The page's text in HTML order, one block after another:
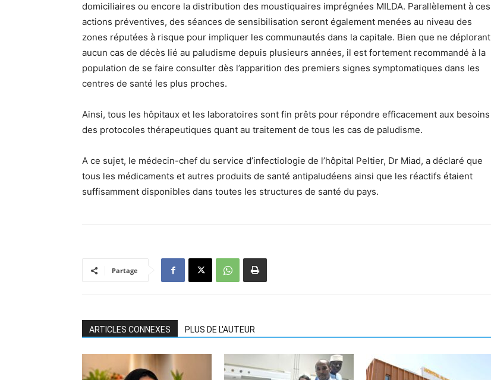
domiciliaires ou encore la distribution des moustiquaires imprégnées MILDA. Parallèlement à ces
actions préventives, des séances de sensibilisation seront également menées au niveau des
zones réputées à risque pour impliquer les communautés dans la capitale. Bien que ne déplorant
aucun cas de décès lié au paludisme depuis plusieurs années, il est fortement recommandé à la
population de se faire consulter dès l’apparition des premiers signes symptomatiques dans les
centres de santé les plus proches.
Ainsi, tous les hôpitaux et les laboratoires sont fin prêts pour répondre efficacement aux besoins
des protocoles thérapeutiques quant au traitement de tous les cas de paludisme.
A ce sujet, le médecin-chef du service d’infectiologie de l’hôpital Peltier, Dr Miad, a déclaré que
tous les médicaments et autres produits de santé antipaludéens ainsi que les réactifs étaient
suffisamment disponibles dans toutes les structures de santé du pays.
Partage
ARTICLES CONNEXES PLUS DE L'AUTEUR